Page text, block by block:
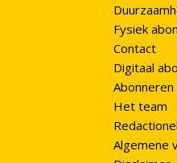
Fysiek
Contact
Digitaal
Het team
Algemene